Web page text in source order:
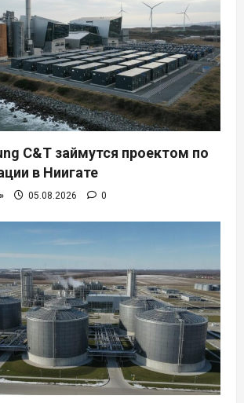
C&T займутся проектом по
в Ниигате
05.08.2026 0